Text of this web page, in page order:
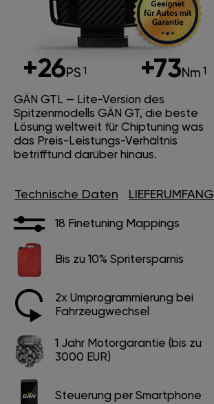
+26PS +73Nm
GÄN GTL — Lite-Version des
Spitzenmodells GÄN GT, die beste
Lösung weltweit für Chiptuning was
das Preis-Leistungs-Verhältnis
betrifftund darüber hinaus.
Technische Daten LIEFERUMFANG
18 Finetuning Mappings
Bis zu 10% Spritersparnis
2x Umprogrammierung bei
Fahrzeugwechsel
1 Jahr Motorgarantie (bis zu
3000 EUR)
Steuerung per Smartphone